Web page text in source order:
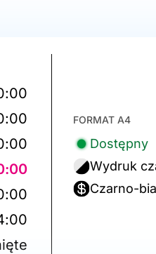
FORMAT A4
Dostępny
Wydruk
Czarno-